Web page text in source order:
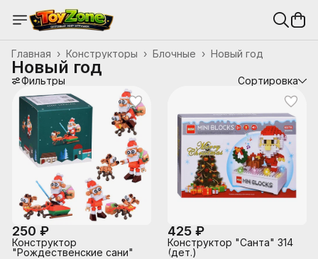
Новый год
Блочные ›
Конструкторы ›
Главная ›
Новый год
Фильтры Сортировка
250 ₽
Конструктор
"Рождественские сани"
425 ₽
Конструктор "Санта" 314
(дет.)